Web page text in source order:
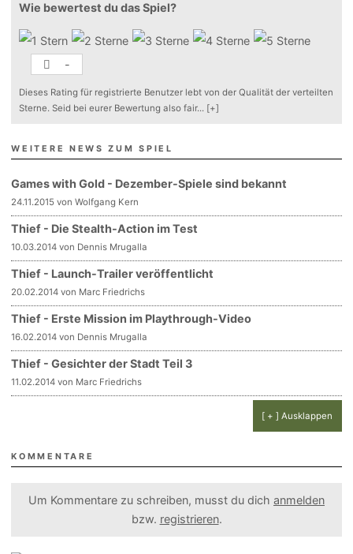
Wie bewertest du das Spiel?
-
Dieses Rating für registrierte Benutzer lebt von der Qualität der verteilten
Sterne. Seid bei eurer Bewertung also fair... [+]
WEITERE NEWS ZUM SPIEL
Games with Gold - Dezember-Spiele sind bekannt
24.11.2015 von Wolfgang Kern
Thief - Die Stealth-Action im Test
10.03.2014 von Dennis Mrugalla
Thief - Launch-Trailer veröffentlicht
20.02.2014 von Marc Friedrichs
Thief - Erste Mission im Playthrough-Video
16.02.2014 von Dennis Mrugalla
Thief - Gesichter der Stadt Teil 3
11.02.2014 von Marc Friedrichs
[ + ] Ausklappen
KOMMENTARE
Um Kommentare zu schreiben, musst du dich anmelden
bzw. registrieren.